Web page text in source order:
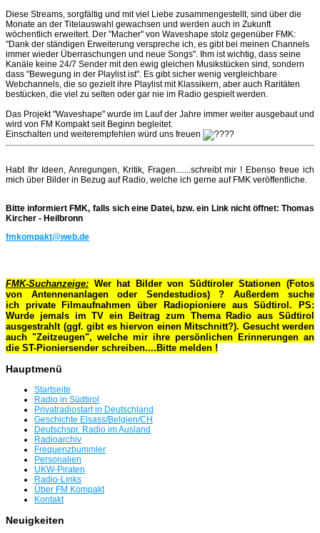
Diese Streams, sorgfältig und mit viel Liebe zusammengestellt, sind über die
Monate an der Titelauswahl gewachsen und werden auch in Zukunft
wöchentlich erweitert. Der "Macher" von Waveshape stolz gegenüber FMK:
"Dank der ständigen Erweiterung verspreche ich, es gibt bei meinen Channels
immer wieder Überraschungen und neue Songs". Ihm ist wichtig, dass seine
Kanäle keine 24/7 Sender mit den ewig gleichen Musikstücken sind, sondern
dass "Bewegung in der Playlist ist". Es gibt sicher wenig vergleichbare
Webchannels, die so gezielt ihre Playlist mit Klassikern, aber auch Raritäten
bestücken, die viel zu selten oder gar nie im Radio gespielt werden.
Das Projekt "Waveshape" wurde im Lauf der Jahre immer weiter ausgebaut und
wird von FM Kompakt seit Beginn begleitet.
Einschalten und weiterempfehlen würd uns freuen
Habt Ihr Ideen, Anregungen, Kritik, Fragen.......schreibt mir ! Ebenso freue ich
mich über Bilder in Bezug auf Radio, welche ich gerne auf FMK veröffentliche.
Bitte informiert FMK, falls sich eine Datei, bzw. ein Link nicht öffnet: Thomas
Kircher - Heilbronn
fmkompakt@web.de
FMK-Suchanzeige: Wer hat Bilder von Südtiroler Stationen (Fotos
von Antennenanlagen oder Sendestudios) ? Außerdem suche
ich private Filmaufnahmen über Radiopioniere aus Südtirol. PS:
Wurde jemals im TV ein Beitrag zum Thema Radio aus Südtirol
ausgestrahlt (ggf. gibt es hiervon einen Mitschnitt?). Gesucht werden
auch "Zeitzeugen", welche mir ihre persönlichen Erinnerungen an
die ST-Pioniersender schreiben....Bitte melden !
Hauptmenü
Startseite
Radio in Südtirol
Privatradiostart in Deutschland
Geschichte Elsass/Belgien/CH
Deutschspr. Radio im Ausland
Radioarchiv
Frequenzbummler
Personalien
UKW-Piraten
Radio-Links
Über FM Kompakt
Kontakt
Neuigkeiten